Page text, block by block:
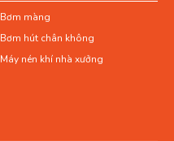
Bơm màng
Bơm hút chân không
Máy nén khí nhà xưởng